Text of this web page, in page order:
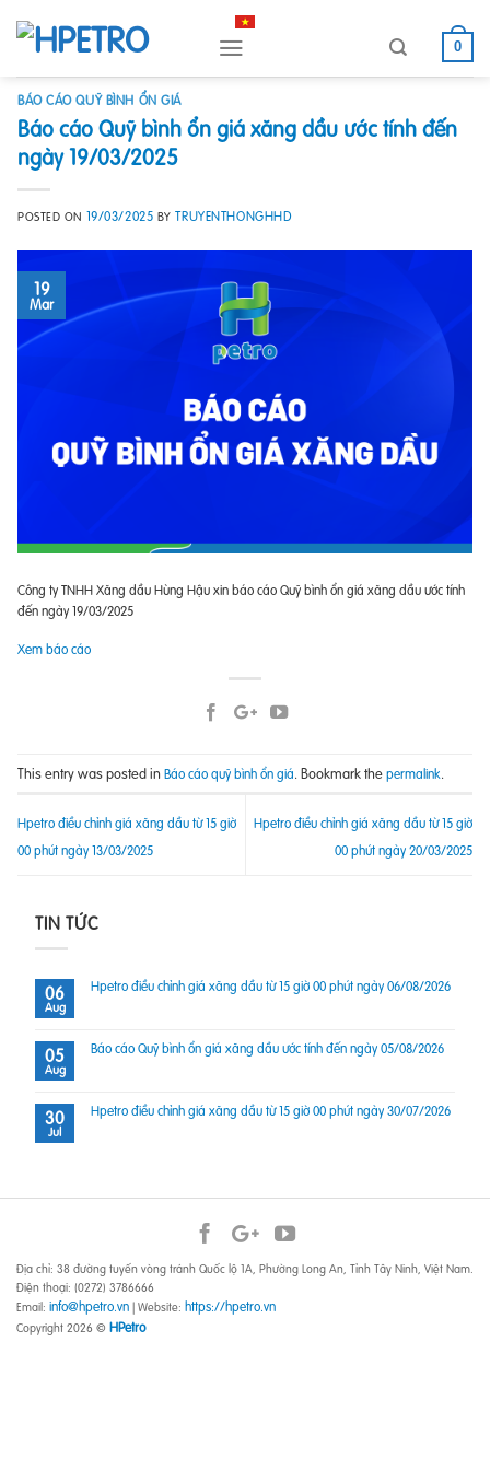
content
0
TIN TỨC
06
Aug
Hpetro điều chỉnh giá xăng dầu từ 15 giờ 00 phút ngày 06/08/2026
05
Aug
Báo cáo Quỹ bình ổn giá xăng dầu ước tính đến ngày 05/08/2026
30
Jul
Hpetro điều chỉnh giá xăng dầu từ 15 giờ 00 phút ngày 30/07/2026
BÁO CÁO QUỸ BÌNH ỔN GIÁ
Báo cáo Quỹ bình ổn giá xăng dầu ước tính đến
ngày 19/03/2025
POSTED ON 19/03/2025 BYTRUYENTHONGHHD
19
Mar
Công ty TNHH Xăng dầu Hùng Hậu xin báo cáo Quỹ bình ổn giá xăng dầu ước tính
đến ngày 19/03/2025
Xem báo cáo
This entry was posted inBáo cáo quỹ bình ổn giá. Bookmark thepermalink.
Hpetro điều chỉnh giá xăng dầu từ 15 giờ
00 phút ngày 13/03/2025
Hpetro điều chỉnh giá xăng dầu từ 15 giờ
00 phút ngày 20/03/2025
Địa chỉ: 38 đường tuyến vòng tránh Quốc lộ 1A, Phường Long An, Tỉnh Tây Ninh, Việt Nam.
Điện thoại: (0272) 3786666
Email: info@hpetro.vn | Website: https://hpetro.vn
Copyright 2026 © HPetro